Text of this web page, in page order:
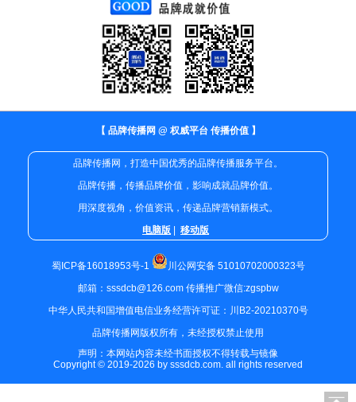
【 品牌传播网 @ 权威平台 传播价值 】
品牌传播网，打造中国优秀的品牌传播服务平台。
品牌传播，传播品牌价值，影响成就品牌价值。
用深度视角，价值资讯，传递品牌营销新模式。
电脑版
移动版
蜀ICP备16018953号-1
川公网安备 51010702000323号
邮箱：sssdcb@126.com 传播推广微信:zgspbw
中华人民共和国增值电信业务经营许可证：川B2-20210370号
品牌传播网版权所有，未经授权禁止使用
声明：本网站内容未经书面授权不得转载与镜像
Copyright © 2019-2026 by sssdcb.com. all rights reserved